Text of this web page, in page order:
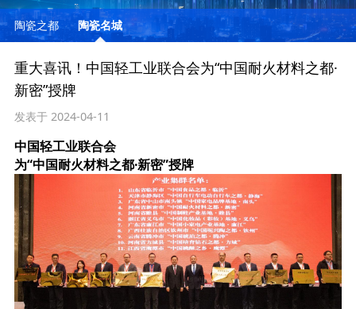
陶瓷之都 陶瓷名城
重大喜讯！中国轻工业联合会为“中国耐火材料之都·
新密”授牌
发表于 2024-04-11
中国轻工业联合会
为“中国耐火材料之都·新密”授牌